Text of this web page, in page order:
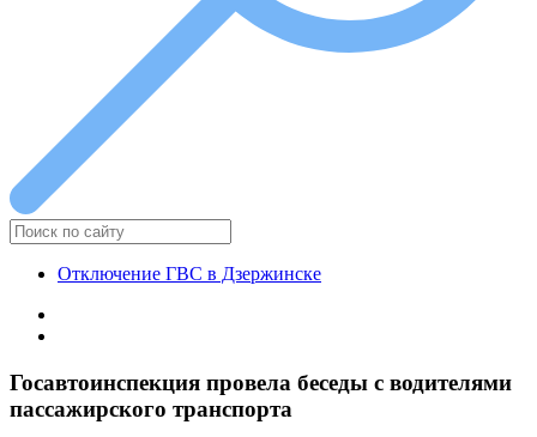
Отключение ГВС в Дзержинске
Госавтоинспекция провела беседы с водителями
пассажирского транспорта